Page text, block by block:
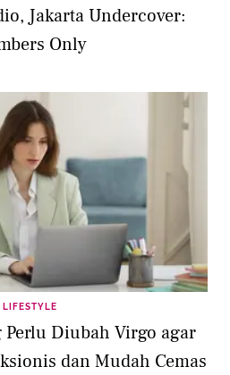
Jakarta Undercover:
Only
LIFESTYLE
Perlu Diubah Virgo agar
dan Mudah Cemas